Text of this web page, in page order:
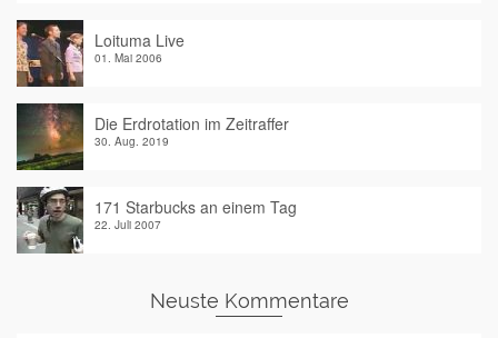
Loituma Live
01. Mai 2006
Die Erdrotation im Zeitraffer
30. Aug. 2019
171 Starbucks an einem Tag
22. Juli 2007
Neuste Kommentare